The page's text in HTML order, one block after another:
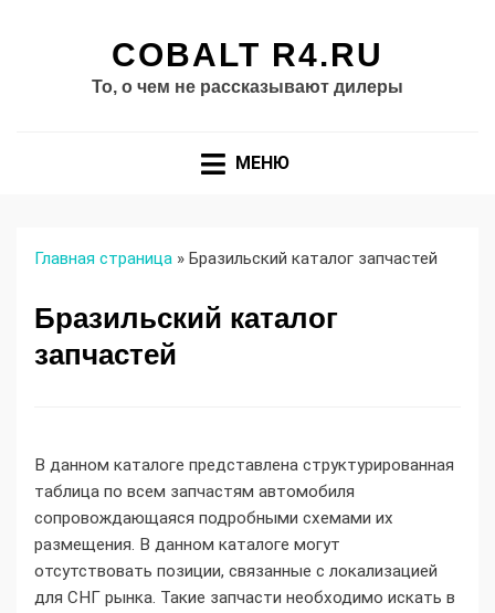
COBALT R4.RU
То, о чем не рассказывают дилеры
МЕНЮ
Главная страница » Бразильский каталог запчастей
Бразильский каталог
запчастей
В данном каталоге представлена структурированная
таблица по всем запчастям автомобиля
сопровождающаяся подробными схемами их
размещения. В данном каталоге могут
отсутствовать позиции, связанные с локализацией
для СНГ рынка. Такие запчасти необходимо искать в